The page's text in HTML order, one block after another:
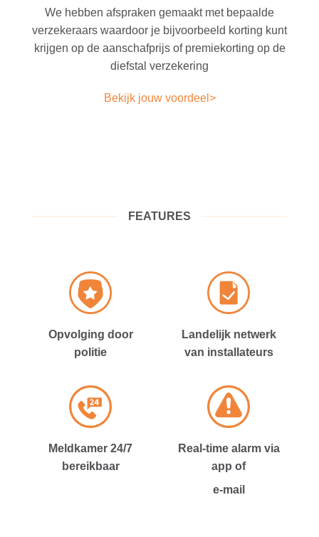
We hebben afspraken gemaakt met bepaalde
verzekeraars waardoor je bijvoorbeeld korting kunt
krijgen op de aanschafprijs of premiekorting op de
diefstal verzekering
Bekijk jouw voordeel>
FEATURES
Opvolging door
politie
Landelijk netwerk
van installateurs
Meldkamer 24/7
bereikbaar
Real-time alarm via
app of
e-mail